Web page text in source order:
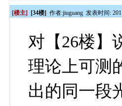
[楼主] [34楼] 作者:jiuguang 发表时间:
对【26楼】
理论上可测
出的同一段